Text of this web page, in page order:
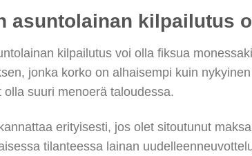
asuntolainan kilpailutus
kilpailutus voi olla fiksua
jonka korko on alhaisempi kuin
olla suuri menoerä taloudessa.
erityisesti, jos olet sitoutunut
tilanteessa lainan